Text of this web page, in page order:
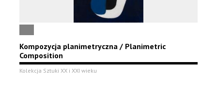
Kompozycja planimetryczna / Planimetric
Composition
Kolekcja Sztuki XX i XXI wieku